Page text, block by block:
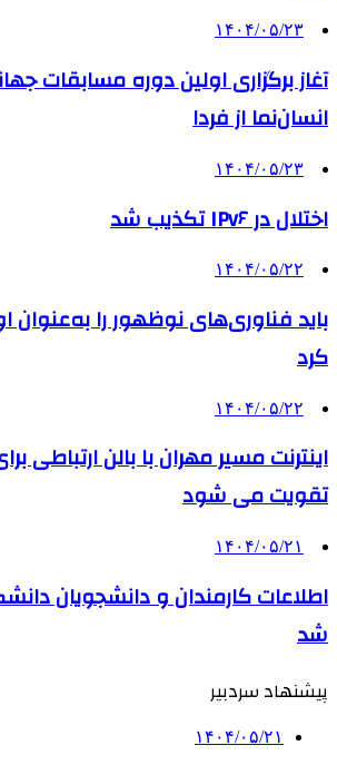
۱۴۰۴/۰۵/۲۳
آغاز برگزاری اولین دوره مسابقات
انسان‌نما از فردا
۱۴۰۴/۰۵/۲۳
اختلال در IPv۶ تکذیب شد
۱۴۰۴/۰۵/۲۲
باید فناوری‌های نوظهور را به‌عنوان
کرد
۱۴۰۴/۰۵/۲۲
اینترنت مسیر مهران با بالن ارتباطی
تقویت می شود
۱۴۰۴/۰۵/۲۱
اطلاعات کارمندان و دانشجویان
شد
پیشنهاد سردبیر
۱۴۰۴/۰۵/۲۱